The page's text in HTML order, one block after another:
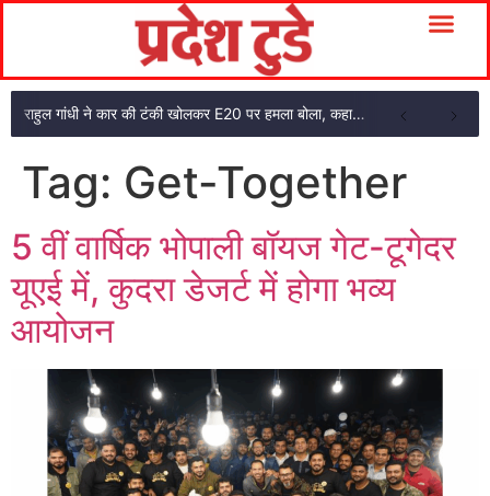
राहुल गांधी ने कार की टंकी खोलकर E20 पर हमला बोला, कहा- पूरी दाल ही काली है
Tag: Get-Together
5 वीं वार्षिक भोपाली बॉयज गेट-टूगेदर
यूएई में, कुदरा डेजर्ट में होगा भव्य
आयोजन